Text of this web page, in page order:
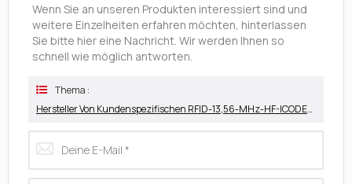
Wenn Sie an unseren Produkten interessiert sind und
weitere Einzelheiten erfahren möchten, hinterlassen
Sie bitte hier eine Nachricht. Wir werden Ihnen so
schnell wie möglich antworten.
Thema :
Hersteller Von Kundenspezifischen RFID-13,56-MHz-HF-ICODE-PVC-CD-Aufkleberetiketten